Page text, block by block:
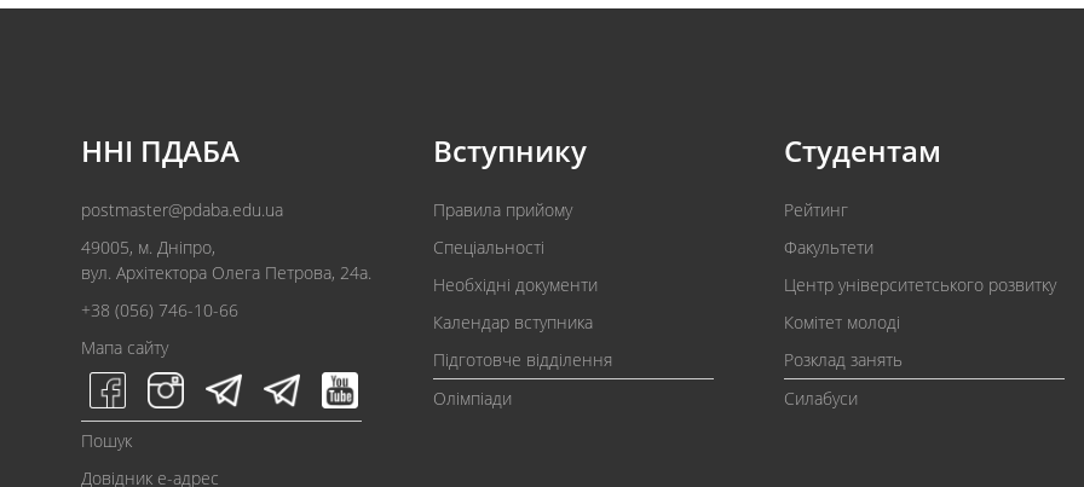
ННІ ПДАБА
postmaster@pdaba.edu.ua
49005, м. Дніпро,
вул. Архітектора Олега Петрова, 24а.
+38 (056) 746-10-66
Мапа сайту
Пошук
Довідник e-адрес
Вступнику
Правила прийому
Спеціальності
Необхідні документи
Календар вступника
Підготовче відділення
Олімпіади
Студентам
Рейтинг
Факультети
Центр університетського розвитку
Комітет молоді
Розклад занять
Силабуси